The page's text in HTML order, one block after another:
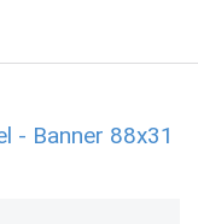
- Banner 88x31